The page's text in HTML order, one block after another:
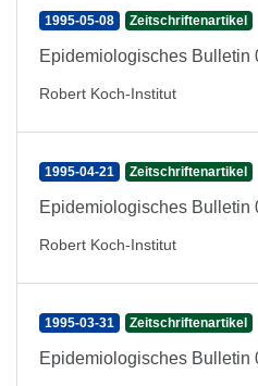
1995-05-08 Zeitschriftenartikel
Epidemiologisches Bulletin
Robert Koch-Institut
1995-04-21 Zeitschriftenartikel
Epidemiologisches Bulletin
Robert Koch-Institut
1995-03-31 Zeitschriftenartikel
Epidemiologisches Bulletin